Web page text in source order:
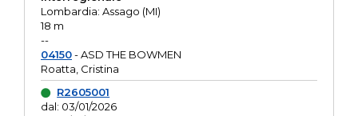
Lombardia: Assago (MI)
18 m
--
04150- ASD THE BOWMEN
Roatta, Cristina
R2605001
dal: 03/01/2026